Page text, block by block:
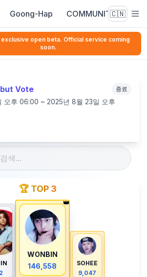
Goong-Hap COMMUNITY🇨🇳
exclusive open beta. Official service coming
soon.
Vote 종료
오후 06:00 ~ 2025년 8월 23일 오후
🏆 TOP 3
👑
WONBIN
146,558
SOHEE
9,047